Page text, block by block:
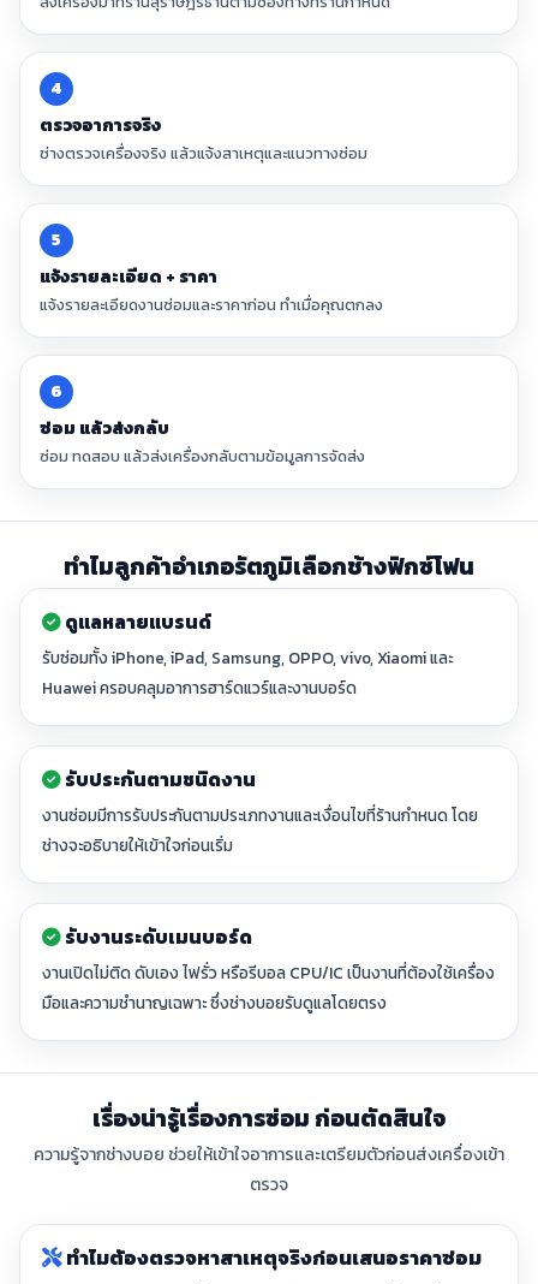
4
ตรวจอาการจริง
ช่างตรวจเครื่องจริง แล้วแจ้งสาเหตุและแนวทางซ่อม
5
แจ้งรายละเอียด + ราคา
แจ้งรายละเอียดงานซ่อมและราคาก่อน ทำเมื่อคุณตกลง
6
ซ่อม แล้วส่งกลับ
ซ่อม ทดสอบ แล้วส่งเครื่องกลับตามข้อมูลการจัดส่ง
ทำไมลูกค้าอำเภอรัตภูมิเลือกช้างฟิกซ์โฟน
ดูแลหลายแบรนด์
รับซ่อมทั้ง iPhone, iPad, Samsung, OPPO, vivo, Xiaomi และ
Huawei ครอบคลุมอาการฮาร์ดแวร์และงานบอร์ด
รับประกันตามชนิดงาน
งานซ่อมมีการรับประกันตามประเภทงานและเงื่อนไขที่ร้านกำหนด โดย
ช่างจะอธิบายให้เข้าใจก่อนเริ่ม
รับงานระดับเมนบอร์ด
งานเปิดไม่ติด ดับเอง ไฟรั่ว หรือรีบอล CPU/IC เป็นงานที่ต้องใช้เครื่อง
มือและความชำนาญเฉพาะ ซึ่งช่างบอยรับดูแลโดยตรง
เรื่องน่ารู้เรื่องการซ่อม ก่อนตัดสินใจ
ความรู้จากช่างบอย ช่วยให้เข้าใจอาการและเตรียมตัวก่อนส่งเครื่องเข้า
ตรวจ
ทำไมต้องตรวจหาสาเหตุจริงก่อนเสนอราคาซ่อม